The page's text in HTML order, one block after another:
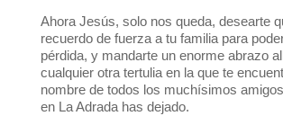
Ahora Jesús, solo nos queda, desearte
recuerdo de fuerza a tu familia para
pérdida, y mandarte un enorme abrazo
cualquier otra tertulia en la que te
nombre de todos los muchísimos
en La Adrada has dejado.